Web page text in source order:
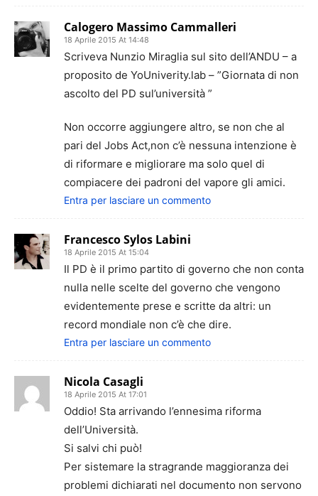
Calogero Massimo Cammalleri
18 Aprile 2015 At 14:48
Scriveva Nunzio Miraglia sul sito dell’ANDU – a
proposito de YoUniverity.lab – ”Giornata di non
ascolto del PD sul’università ”
Non occorre aggiungere altro, se non che al
pari del Jobs Act,non c’è nessuna intenzione è
di riformare e migliorare ma solo quel di
compiacere dei padroni del vapore gli amici.
Entra per lasciare un commento
Francesco Sylos Labini
18 Aprile 2015 At 15:04
Il PD è il primo partito di governo che non conta
nulla nelle scelte del governo che vengono
evidentemente prese e scritte da altri: un
record mondiale non c’è che dire.
Entra per lasciare un commento
Nicola Casagli
18 Aprile 2015 At 17:01
Oddio! Sta arrivando l’ennesima riforma
dell’Università.
Si salvi chi può!
Per sistemare la stragrande maggioranza dei
problemi dichiarati nel documento non servono